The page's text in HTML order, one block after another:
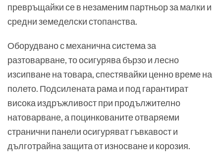
превръщайки се в незаменим партньор за малки и
средни земеделски стопанства.
Оборудвано с механична система за
разтоварване, то осигурява бързо и лесно
изсипване на товара, спестявайки ценно време на
полето. Подсилената рама и под гарантират
висока издръжливост при продължително
натоварване, а поцинкованите отваряеми
странични панели осигуряват гъвкавост и
дълготрайна защита от износване и корозия.